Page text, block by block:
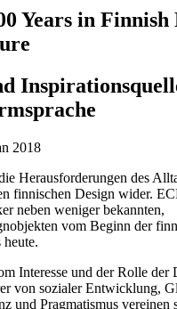
Years in Finnish
2018
Herausforderungen des
finnischen Design wider.
neben weniger bekannten,
vom Beginn der
Interesse und der Rolle der
von sozialer Entwicklung,
und Pragmatismus vereinen